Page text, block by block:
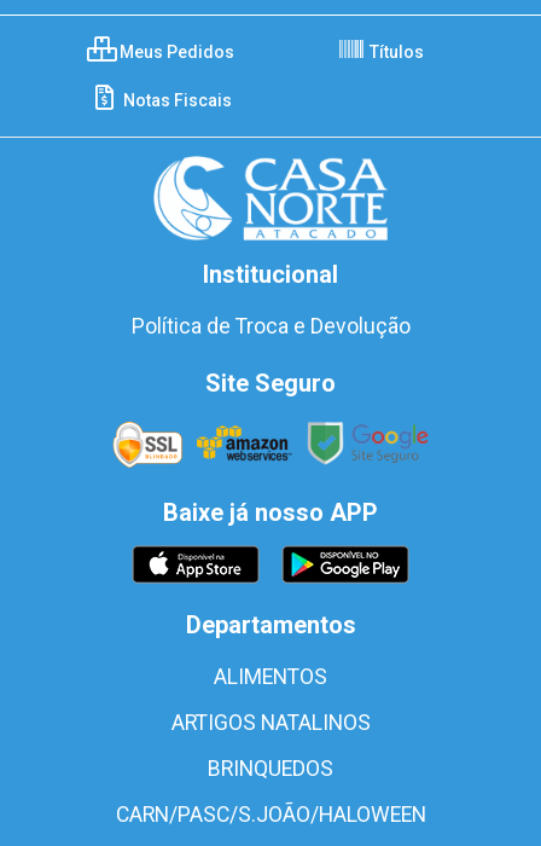
Meus Pedidos Títulos
Notas Fiscais
Institucional
Política de Troca e Devolução
Site Seguro
Baixe já nosso APP
Departamentos
ALIMENTOS
ARTIGOS NATALINOS
BRINQUEDOS
CARN/PASC/S.JOÃO/HALOWEEN